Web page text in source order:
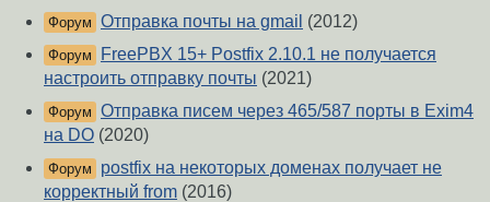
Форум Отправка почты на gmail (2012)
Форум
FreePBX 15+ Postfix 2.10.1 не получается
настроить отправку почты (2021)
Форум Отправка писем через 465/587 порты в Exim4
на DO (2020)
Форум
postfix на некоторых доменах получает не
корректный from (2016)